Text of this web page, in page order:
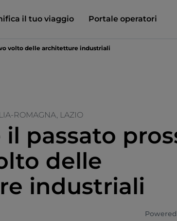
il tuo viaggio Portale operatori
volto delle architetture industriali
ROMAGNA, LAZIO
il passato
delle
industriali